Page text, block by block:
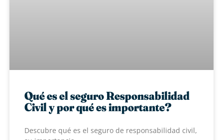
Qué es el seguro Responsabilidad
Civil y por qué es importante?
Descubre qué es el seguro de responsabilidad civil,